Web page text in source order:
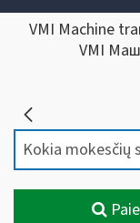
VMI Machine
VMI